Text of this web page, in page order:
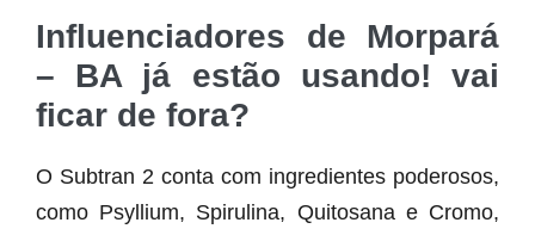
Influenciadores de Morpará
– BA já estão usando! vai
ficar de fora?
O Subtran 2 conta com ingredientes poderosos,
como Psyllium, Spirulina, Quitosana e Cromo,